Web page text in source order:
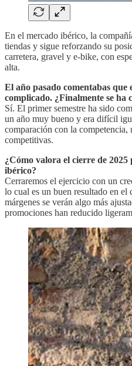
En el mercado ibérico, la
tiendas y sigue reforzando su
carretera, gravel y e-bike, con
alta.
El año pasado comentabas que
complicado. ¿Finalmente se ha
Sí. El primer semestre ha sido
un año muy bueno y era difícil
comparación con la competencia,
competitivas.
¿Cómo valora el cierre de
ibérico?
Cerraremos el ejercicio con un
lo cual es un buen resultado en
márgenes se verán algo más
promociones han reducido